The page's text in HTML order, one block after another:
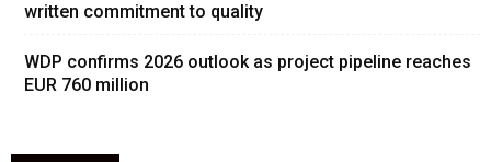
written commitment to quality
WDP confirms 2026 outlook as project pipeline reaches
EUR 760 million